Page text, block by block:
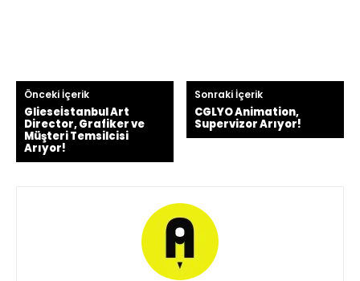
Önceki İçerik
Glieseİstanbul Art
Director, Grafiker ve
Müşteri Temsilcisi
Arıyor!
Sonraki İçerik
CGLYO Animation,
Supervizor Arıyor!